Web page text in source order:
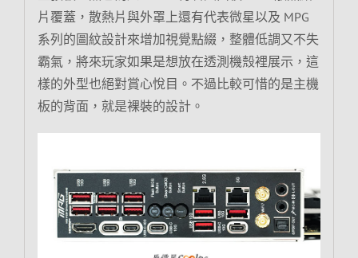
片覆蓋，散熱片與外罩上還有代表微星以及 MPG
系列的圖紋設計來增加視覺點綴，整體低調又不失
霸氣，將來玩家如果是想放在透測機殼裡展示，這
樣的外型也絕對賞心悅目。不過比較可惜的是主機
板的背面，就是裸裝的設計。